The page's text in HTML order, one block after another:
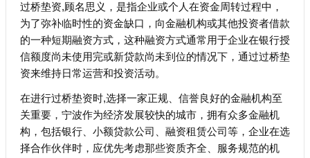
过桥垫资,顾名思义，是指企业或个人在资金周转过程中，
为了弥补临时性的资金缺口，向金融机构或其他投资者借款
的一种短期融资方式，这种融资方式通常用于企业在银行授
信额度尚未使用完或新贷款尚未到位的情况下，通过过桥垫
资来维持日常运营和投资活动。
在进行过桥垫资时,选择一家正规、信誉良好的金融机构至
关重要，宁波作为经济发展较快的城市，拥有众多金融机
构，包括银行、小额贷款公司、融资租赁公司等，企业在选
择合作伙伴时，应优先考虑那些资质齐全、服务规范的机